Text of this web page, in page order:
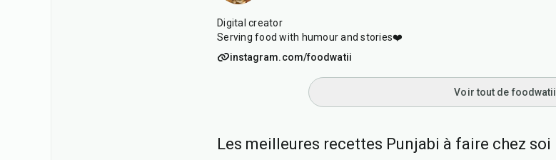
Digital creator
Serving food with humour and stories❤️
instagram.com/foodwatii
Voir tout de foodwatii
Les meilleures recettes Punjabi à faire chez soi